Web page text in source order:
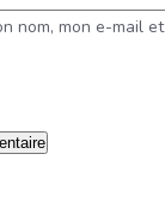
nom, mon e-mail